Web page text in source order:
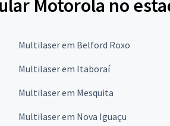
Motorola no
Multilaser em Belford Roxo
Multilaser em Itaboraí
Multilaser em Mesquita
Multilaser em Nova Iguaçu